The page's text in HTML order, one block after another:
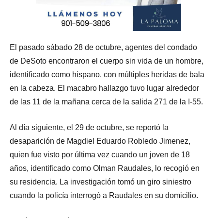
El pasado sábado 28 de octubre, agentes del condado
de DeSoto encontraron el cuerpo sin vida de un hombre,
identificado como hispano, con múltiples heridas de bala
en la cabeza. El macabro hallazgo tuvo lugar alrededor
de las 11 de la mañana cerca de la salida 271 de la I-55.
Al día siguiente, el 29 de octubre, se reportó la
desaparición de Magdiel Eduardo Robledo Jimenez,
quien fue visto por última vez cuando un joven de 18
años, identificado como Olman Raudales, lo recogió en
su residencia. La investigación tomó un giro siniestro
cuando la policía interrogó a Raudales en su domicilio.